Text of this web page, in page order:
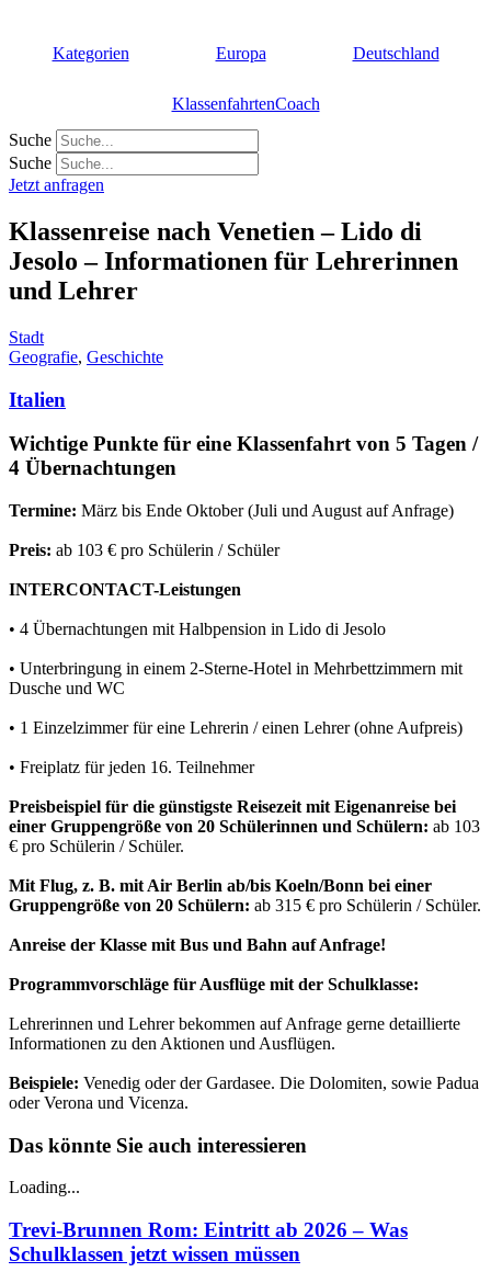
springenKategorien Europa Deutschland
KlassenfahrtenCoach
Suche
Suche
Jetzt anfragen
Klassenreise nach Venetien – Lido di
Jesolo – Informationen für Lehrerinnen
und Lehrer
Stadt
Geografie, Geschichte
Italien
Wichtige Punkte für eine Klassenfahrt von 5 Tagen /
4 Übernachtungen
Termine: März bis Ende Oktober (Juli und August auf Anfrage)
Preis: ab 103 € pro Schülerin / Schüler
INTERCONTACT-Leistungen
• 4 Übernachtungen mit Halbpension in Lido di Jesolo
• Unterbringung in einem 2-Sterne-Hotel in Mehrbettzimmern mit
Dusche und WC
• 1 Einzelzimmer für eine Lehrerin / einen Lehrer (ohne Aufpreis)
• Freiplatz für jeden 16. Teilnehmer
Preisbeispiel für die günstigste Reisezeit mit Eigenanreise bei
einer Gruppengröße von 20 Schülerinnen und Schülern: ab 103
€ pro Schülerin / Schüler.
Mit Flug, z. B. mit Air Berlin ab/bis Koeln/Bonn bei einer
Gruppengröße von 20 Schülern: ab 315 € pro Schülerin / Schüler.
Anreise der Klasse mit Bus und Bahn auf Anfrage!
Programmvorschläge für Ausflüge mit der Schulklasse:
Lehrerinnen und Lehrer bekommen auf Anfrage gerne detaillierte
Informationen zu den Aktionen und Ausflügen.
Beispiele: Venedig oder der Gardasee. Die Dolomiten, sowie Padua
oder Verona und Vicenza.
Das könnte Sie auch interessieren
Loading...
Trevi-Brunnen Rom: Eintritt ab 2026 – Was
Schulklassen jetzt wissen müssen